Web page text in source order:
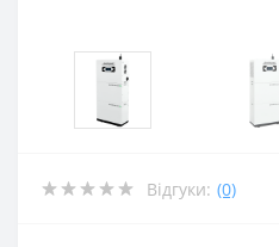
Відгуки: (0)